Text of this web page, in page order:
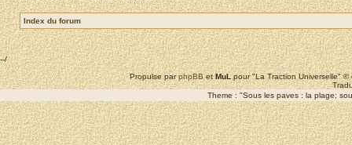
Index du forum
--/
Propulse parphpBBetMuLpour "La Traction Universelle"
Theme : "Sous les paves : la plage;